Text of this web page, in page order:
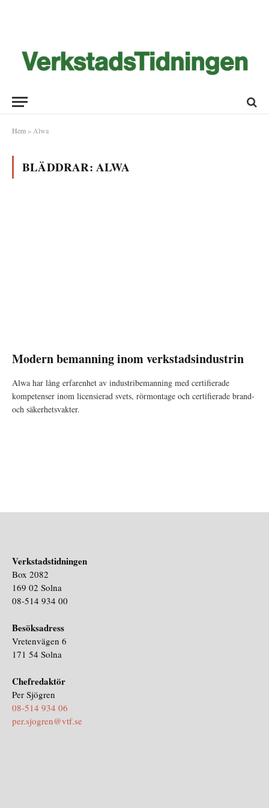
Hem » Alwa
BLÄDDRAR: ALWA
Modern bemanning inom verkstadsindustrin
Alwa har lång erfarenhet av industribemanning med certifierade
kompetenser inom licensierad svets, rörmontage och certifierade brand-
och säkerhetsvakter.
Verkstadstidningen
Box 2082
169 02 Solna
08-514 934 00
Besöksadress
Vretenvägen 6
171 54 Solna
Chefredaktör
Per Sjögren
08-514 934 06
per.sjogren@vtf.se